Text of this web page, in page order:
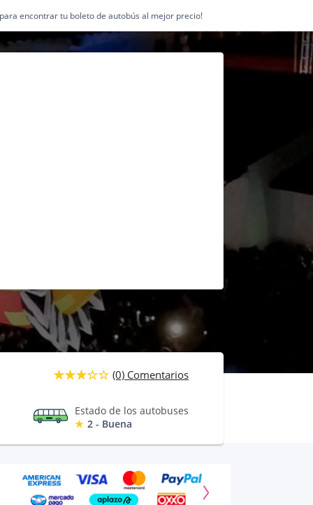
encontrar tu boleto de autobús al mejor precio!
(0) Comentarios
Estado de los autobuses
2 - Buena